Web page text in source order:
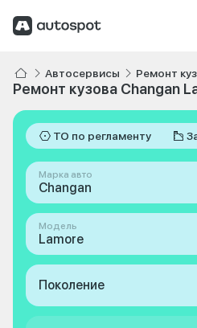
Автосервисы Ремонт
Ремонт кузова Changan
ТО по регламенту
Марка авто
Changan
Модель
Lamore
Поколение